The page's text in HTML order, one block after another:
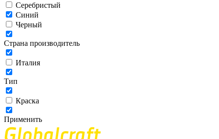
Серебристый
Синий
Черный
Страна производитель
Италия
Тип
Краска
Применить